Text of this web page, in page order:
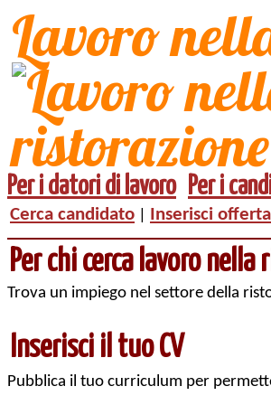
Lavoro
Per i datori di lavoro Per i
Cerca candidato Inserisci
Per chi cerca lavoro
Trova un impiego nel settore della
Inserisci il tuo CV
Pubblica il tuo curriculum per